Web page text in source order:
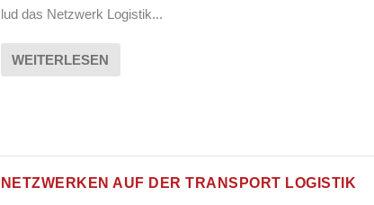
lud das Netzwerk Logistik...
WEITERLESEN
NETZWERKEN AUF DER TRANSPORT LOGISTIK